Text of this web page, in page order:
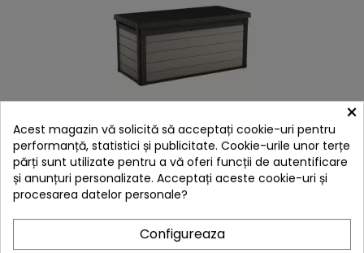
Lada depozitare gri Keter Denali DuoTech 570 L
1.095,10 lei
Niciun review
Stoc furnizor
×
Acest magazin vă solicită să acceptați cookie-uri pentru
performanță, statistici și publicitate. Cookie-urile unor terțe
părți sunt utilizate pentru a vă oferi funcții de autentificare
și anunțuri personalizate. Acceptați aceste cookie-uri și
procesarea datelor personale?
Configureaza